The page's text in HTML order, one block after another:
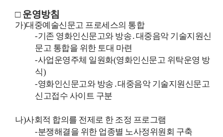
□ 운영방침
가)대중예술신문고 프로세스의 통합
-기존 영화인신문고와 방송․대중음악 기술지원신
문고 통합을 위한 토대 마련
-사업운영주체 일원화(영화인신문고 위탁운영 방
식)
-영화인신문고와 방송․대중음악 기술지원신문고
신고접수 사이트 구분
나)사회적 합의를 전제로 한 조정 프로그램
-분쟁해결을 위한 업종별 노사정위원회 구축